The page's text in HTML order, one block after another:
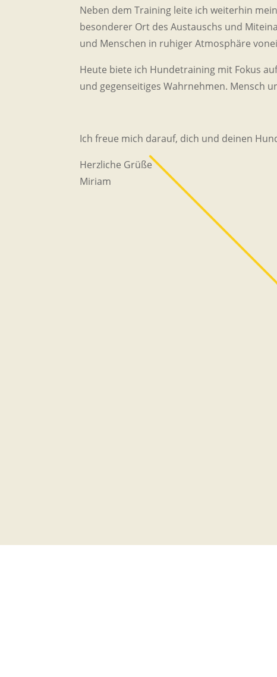
Neben dem Training leite ich weiterhin
besonderer Ort des Austauschs und
und Menschen in ruhiger Atmosphäre
Heute biete ich Hundetraining mit Fokus
und gegenseitiges Wahrnehmen. Mensch
Ich freue mich darauf, dich und deinen
Herzliche Grüße
Miriam